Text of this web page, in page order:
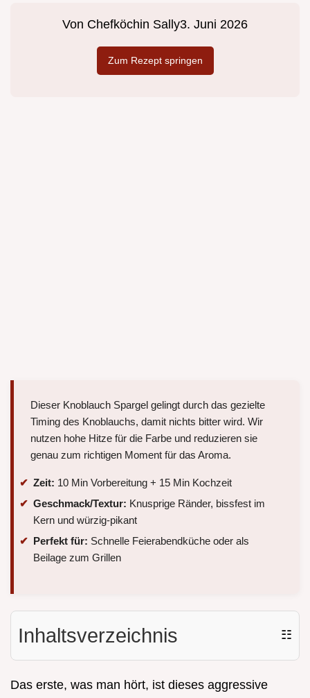
Von Chefköchin Sally3. Juni 2026
Zum Rezept springen
Dieser Knoblauch Spargel gelingt durch das gezielte
Timing des Knoblauchs, damit nichts bitter wird. Wir
nutzen hohe Hitze für die Farbe und reduzieren sie
genau zum richtigen Moment für das Aroma.
Zeit: 10 Min Vorbereitung + 15 Min Kochzeit
Geschmack/Textur: Knusprige Ränder, bissfest im
Kern und würzig-pikant
Perfekt für: Schnelle Feierabendküche oder als
Beilage zum Grillen
Inhaltsverzeichnis ☷
Das erste, was man hört, ist dieses aggressive